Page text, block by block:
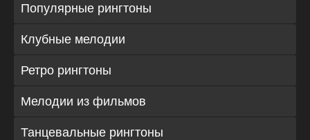
Популярные рингтоны
Клубные мелодии
Ретро рингтоны
Мелодии из фильмов
Танцевальные рингтоны